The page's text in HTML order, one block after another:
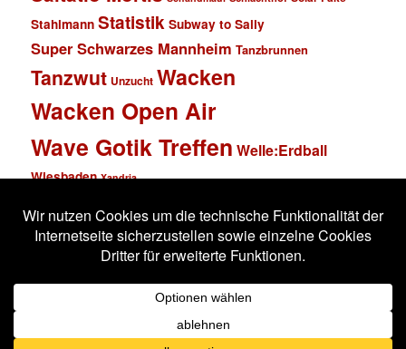
Stahlmann Statistik Subway to Sally
Super Schwarzes Mannheim Tanzbrunnen
Tanzwut Unzucht Wacken
Wacken Open Air
Wave Gotik Treffen Welle:Erdball
Wiesbaden Xandria
Impressum
Stolz präsentiert von WordPress